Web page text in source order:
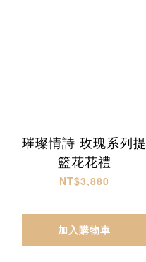
璀璨情詩 玫瑰系列提
籃花花禮
NT$3,880
加入購物車